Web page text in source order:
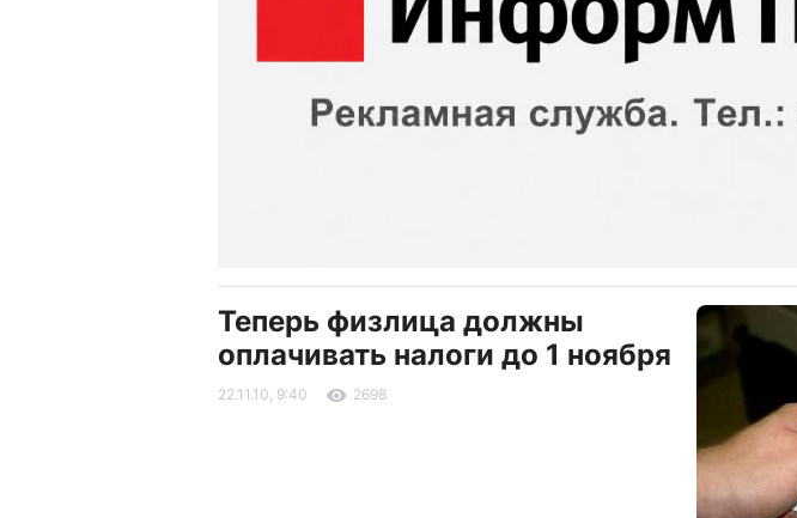
Теперь физлица должны
оплачивать налоги до 1 ноября
22.11.10, 9:40 2698